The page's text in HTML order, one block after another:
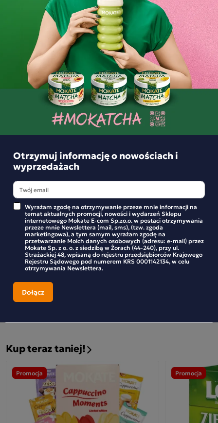
Najczęściej kupowane
Promocja
Cappuccino MOKATE ZERO Wanilia i
śmietanka 20g bez dodatku cukru
2,50 zł4,99 zł-50%
Najniższa cena z 30 dni:4,06 zł
-
Promocja
Herbatka
truskawką i
4,49 zł4,99
Kup teraz taniej!
Promocja Promocja
Otrzymuj informację o nowościach i
wyprzedażach
Wyrażam zgodę na otrzymywanie przeze mnie informacji na
temat aktualnych promocji, nowości i wydarzeń Sklepu
internetowego Mokate E-com Sp.zo.o. w postaci otrzymywania
przeze mnie Newslettera (mail, sms), (tzw. zgoda
marketingowa), a tym samym wyrażam zgodę na
przetwarzanie Moich danych osobowych (adresu: e-mail) przez
Mokate Sp. z o. o. z siedzibą w Żorach (44-240), przy ul.
Strażackiej 48, wpisaną do rejestru przedsiębiorców Krajowego
Rejestru Sądowego pod numerem KRS 0001142134, w celu
otrzymywania Newslettera.